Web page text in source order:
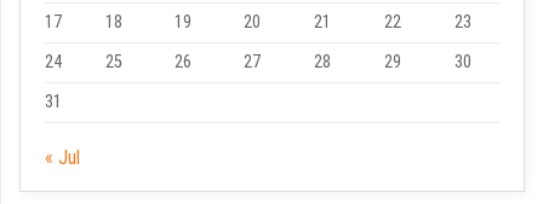
17
18 19 20 21 22
23
24
25 26 27 28 29
30
31
« Jul